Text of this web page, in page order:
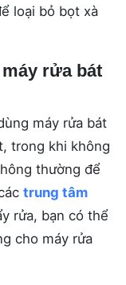
loại bỏ bọt xà
rửa bát
máy rửa bát
trong khi không
thường để
trung tâm
rửa, bạn có thể
cho máy rửa